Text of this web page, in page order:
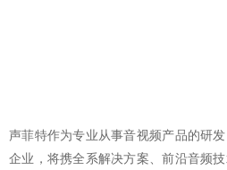
声菲特作为专业从事音视频产品的研
企业，将携全系解决方案、前沿音频